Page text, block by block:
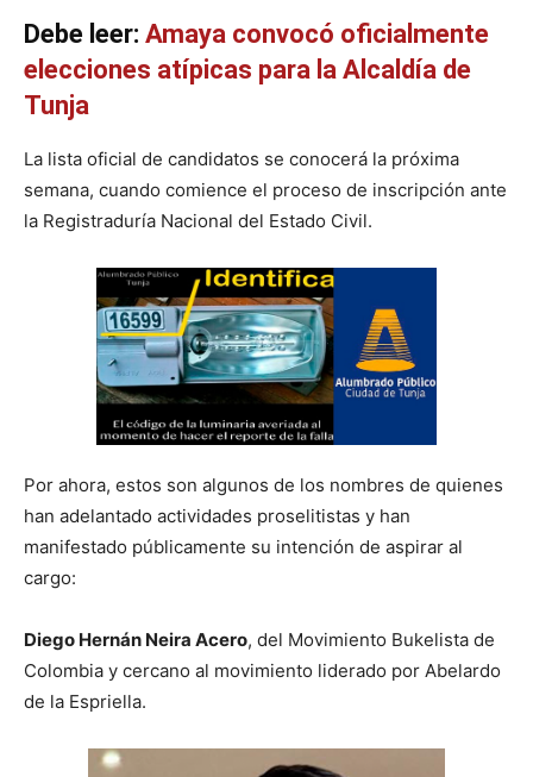
Debe leer: Amaya convocó oficialmente
elecciones atípicas para la Alcaldía de
Tunja
La lista oficial de candidatos se conocerá la próxima
semana, cuando comience el proceso de inscripción ante
la Registraduría Nacional del Estado Civil.
Por ahora, estos son algunos de los nombres de quienes
han adelantado actividades proselitistas y han
manifestado públicamente su intención de aspirar al
cargo:
Diego Hernán Neira Acero, del Movimiento Bukelista de
Colombia y cercano al movimiento liderado por Abelardo
de la Espriella.